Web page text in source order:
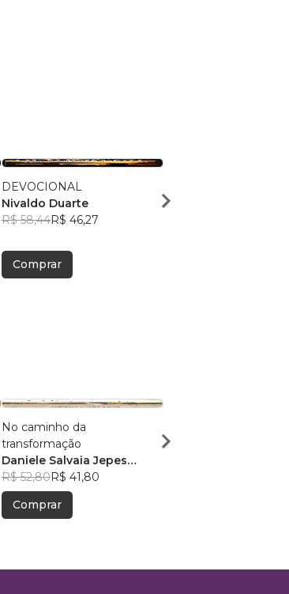
DEVOCIONAL
Nivaldo Duarte
R$ 58,44R$ 46,27
Comprar
Nivaldo Duarte
No caminho da
transformação
Daniele Salvaia Jepes
Rentroia
R$ 52,80R$ 41,80
Comprar
sangra